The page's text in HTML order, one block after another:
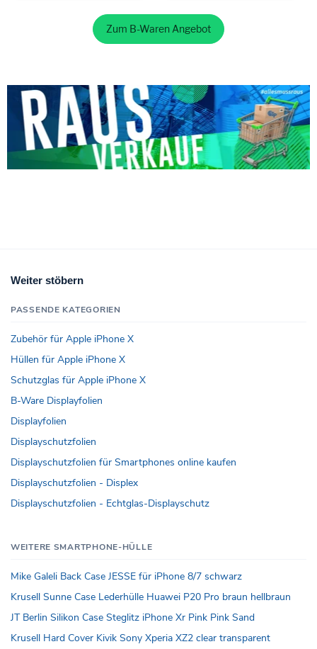
Zum B-Waren Angebot
Weiter stöbern
PASSENDE KATEGORIEN
Zubehör für Apple iPhone X
Hüllen für Apple iPhone X
Schutzglas für Apple iPhone X
B-Ware Displayfolien
Displayfolien
Displayschutzfolien
Displayschutzfolien für Smartphones online kaufen
Displayschutzfolien - Displex
Displayschutzfolien - Echtglas-Displayschutz
WEITERE SMARTPHONE-HÜLLE
Mike Galeli Back Case JESSE für iPhone 8/7 schwarz
Krusell Sunne Case Lederhülle Huawei P20 Pro braun hellbraun
JT Berlin Silikon Case Steglitz iPhone Xr Pink Pink Sand
Krusell Hard Cover Kivik Sony Xperia XZ2 clear transparent